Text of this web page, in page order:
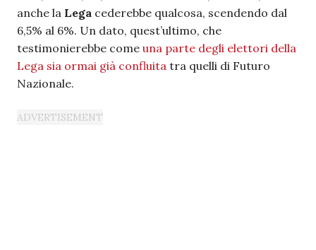
anche la Lega cederebbe qualcosa, scendendo dal
6,5% al 6%. Un dato, quest’ultimo, che
testimonierebbe come una parte degli elettori della
Lega sia ormai già confluita tra quelli di Futuro
Nazionale.